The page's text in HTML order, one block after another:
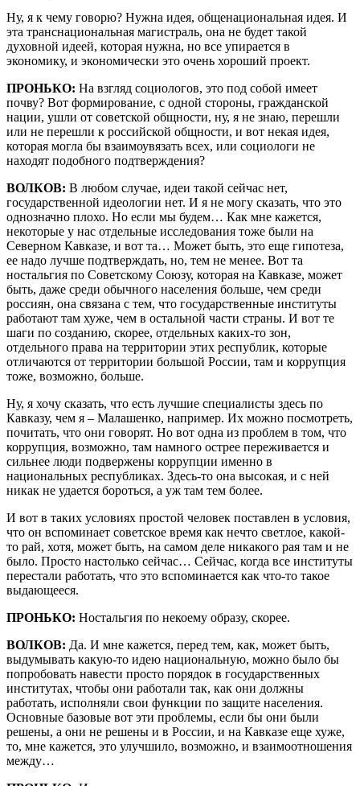
Ну, я к чему говорю? Нужна идея, общенациональная идея. И
эта транснациональная магистраль, она не будет такой
духовной идеей, которая нужна, но все упирается в
экономику, и экономически это очень хороший проект.
ПРОНЬКО: На взгляд социологов, это под собой имеет
почву? Вот формирование, с одной стороны, гражданской
нации, ушли от советской общности, ну, я не знаю, перешли
или не перешли к российской общности, и вот некая идея,
которая могла бы взаимоувязать всех, или социологи не
находят подобного подтверждения?
ВОЛКОВ: В любом случае, идеи такой сейчас нет,
государственной идеологии нет. И я не могу сказать, что это
однозначно плохо. Но если мы будем… Как мне кажется,
некоторые у нас отдельные исследования тоже были на
Северном Кавказе, и вот та… Может быть, это еще гипотеза,
ее надо лучше подтверждать, но, тем не менее. Вот та
ностальгия по Советскому Союзу, которая на Кавказе, может
быть, даже среди обычного населения больше, чем среди
россиян, она связана с тем, что государственные институты
работают там хуже, чем в остальной части страны. И вот те
шаги по созданию, скорее, отдельных каких-то зон,
отдельного права на территории этих республик, которые
отличаются от территории большой России, там и коррупция
тоже, возможно, больше.
Ну, я хочу сказать, что есть лучшие специалисты здесь по
Кавказу, чем я – Малашенко, например. Их можно посмотреть,
почитать, что они говорят. Но вот одна из проблем в том, что
коррупция, возможно, там намного острее переживается и
сильнее люди подвержены коррупции именно в
национальных республиках. Здесь-то она высокая, и с ней
никак не удается бороться, а уж там тем более.
И вот в таких условиях простой человек поставлен в условия,
что он вспоминает советское время как нечто светлое, какой-
то рай, хотя, может быть, на самом деле никакого рая там и не
было. Просто настолько сейчас… Сейчас, когда все институты
перестали работать, что это вспоминается как что-то такое
выдающееся.
ПРОНЬКО: Ностальгия по некоему образу, скорее.
ВОЛКОВ: Да. И мне кажется, перед тем, как, может быть,
выдумывать какую-то идею национальную, можно было бы
попробовать навести просто порядок в государственных
институтах, чтобы они работали так, как они должны
работать, исполняли свои функции по защите населения.
Основные базовые вот эти проблемы, если бы они были
решены, а они не решены и в России, и на Кавказе еще хуже,
то, мне кажется, это улучшило, возможно, и взаимоотношения
между…